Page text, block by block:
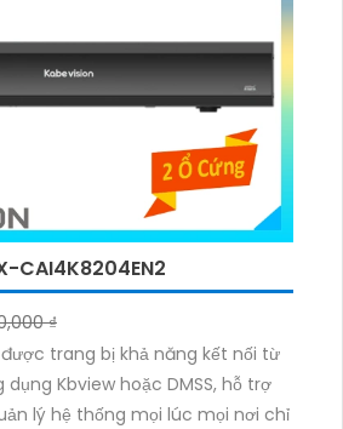
CAI4K8204EN2
₫
được trang bị khả năng kết nối từ
Kbview hoặc DMSS, hỗ trợ
lý hệ thống mọi lúc mọi nơi chỉ